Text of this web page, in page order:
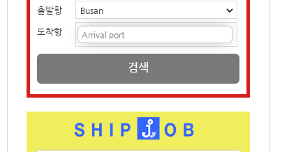
출발항
도착항
검색